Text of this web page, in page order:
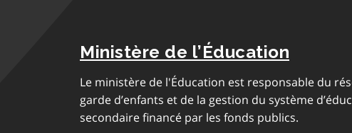
Ministère de l’Éducation
Le ministère de l'Éducation est responsable du
garde d’enfants et de la gestion du système
secondaire financé par les fonds publics.